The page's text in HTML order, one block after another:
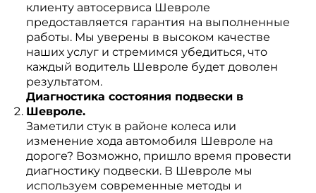
клиенту автосервиса Шевроле
предоставляется гарантия на выполненные
работы. Мы уверены в высоком качестве
наших услуг и стремимся убедиться, что
каждый водитель Шевроле будет доволен
результатом.
Диагностика состояния подвески в
Шевроле.
Заметили стук в районе колеса или
изменение хода автомобиля Шевроле на
дороге? Возможно, пришло время провести
диагностику подвески. В Шевроле мы
используем современные методы и